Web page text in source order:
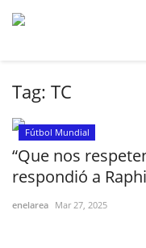
Tag: TC
Fútbol Mundial
“Que nos
respondió a
enelarea Mar 27, 2025